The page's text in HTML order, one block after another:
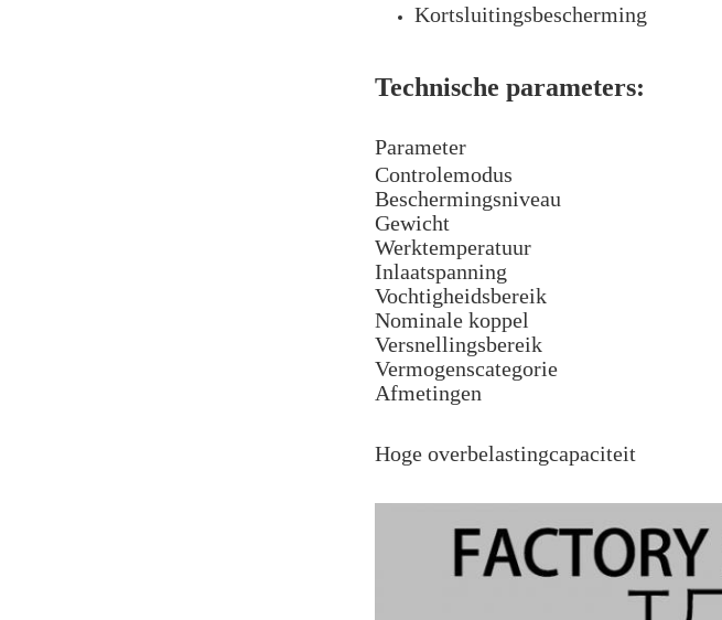
Kortsluitingsbescherming
Technische parameters:
Parameter
Controlemodus
Beschermingsniveau
Gewicht
Werktemperatuur
Inlaatspanning
Vochtigheidsbereik
Nominale koppel
Versnellingsbereik
Vermogenscategorie
Afmetingen
Hoge overbelastingcapaciteit